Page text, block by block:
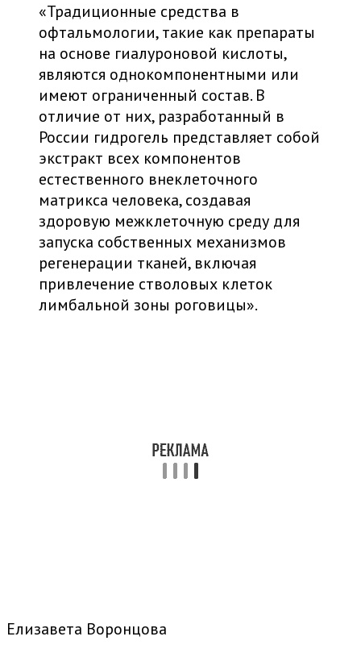
«Традиционные средства в
офтальмологии, такие как препараты
на основе гиалуроновой кислоты,
являются однокомпонентными или
имеют ограниченный состав. В
отличие от них, разработанный в
России гидрогель представляет собой
экстракт всех компонентов
естественного внеклеточного
матрикса человека, создавая
здоровую межклеточную среду для
запуска собственных механизмов
регенерации тканей, включая
привлечение стволовых клеток
лимбальной зоны роговицы».
Елизавета Воронцова